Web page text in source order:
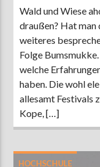
Wald und Wiese
draußen? Hat man
weiteres
Folge
welche
haben. Die wohl
allesamt Festivals
Kope, […]
HOCHSCHULE